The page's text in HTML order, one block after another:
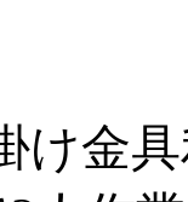
け金